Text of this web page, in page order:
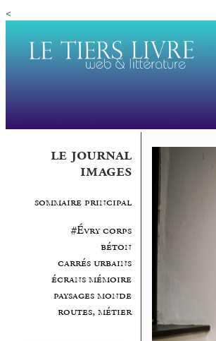
<
le journal
images
sommaire principal
#Évry corps
béton
carrés urbains
écrans mémoire
paysages monde
routes, métier